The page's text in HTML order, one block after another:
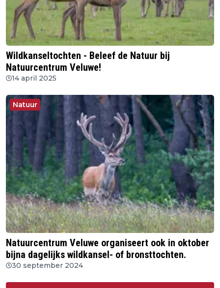
Wildkanseltochten - Beleef de Natuur bij
Natuurcentrum Veluwe!
14 april 2025
Natuur
Natuurcentrum Veluwe organiseert ook in oktober
bijna dagelijks wildkansel- of bronsttochten.
30 september 2024